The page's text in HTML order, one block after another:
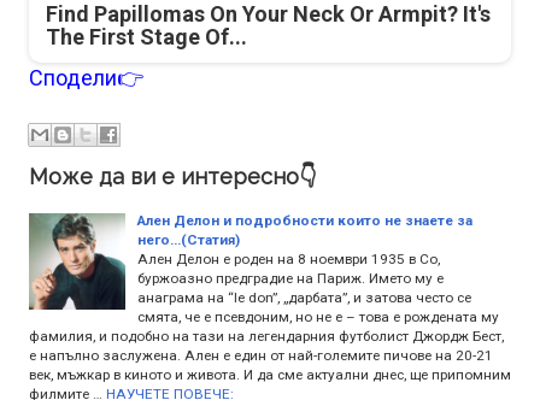
Find Papillomas On Your Neck Or Armpit? It's
The First Stage Of...
Сподели👉
Може да ви е интересно👇
Ален Делон и подробности които не знаете за
него...(Статия)
Ален Делон е роден на 8 ноември 1935 в Со,
буржоазно предградие на Париж. Името му е
анаграма на “le don”, „дарбата”, и затова често се
смята, че е псевдоним, но не е – това е рождената му
фамилия, и подобно на тази на легендарния футболист Джордж Бест,
е напълно заслуже­на. Ален е един от най-големите пичове на 20-21
век, мъжкар в киното и живота. И да сме актуални днес, ще припомним
филмите …
НАУЧЕТЕ ПОВЕЧЕ: